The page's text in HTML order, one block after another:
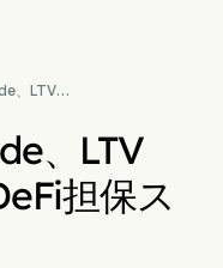
、LTVが
、LTV
担保ス